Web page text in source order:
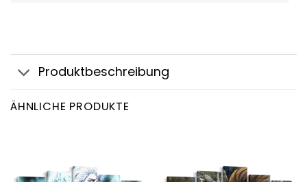
Produktbeschreibung
ÄHNLICHE PRODUKTE